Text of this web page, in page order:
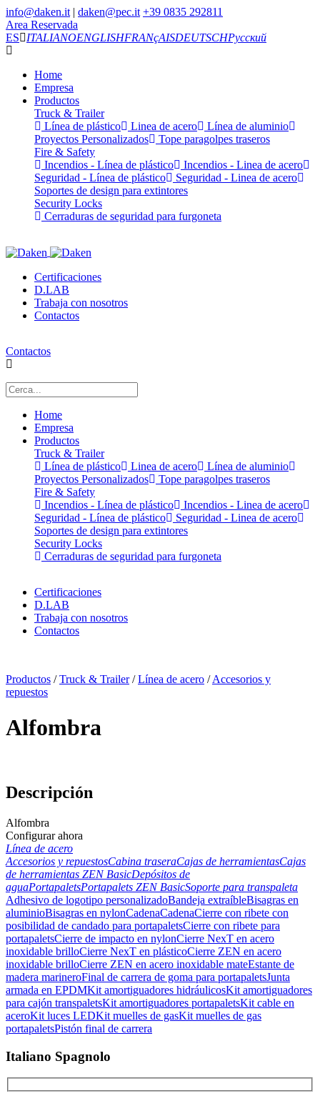
info@daken.it | daken@pec.it +39 0835 292811
Area Reservada
ES
ITALIANOENGLISHFRANçAISDEUTSCHРусский
Home
Empresa
Productos
Truck & Trailer
Línea de plástico
Linea de acero
Línea de aluminio
Proyectos Personalizados
Tope paragolpes traseros
Fire & Safety
Incendios - Línea de plástico
Incendios - Linea de acero
Seguridad - Línea de plástico
Seguridad - Linea de acero
Soportes de design para extintores
Security Locks
Cerraduras de seguridad para furgoneta
Certificaciones
D.LAB
Trabaja con nosotros
Contactos
Contactos
Home
Empresa
Productos
Truck & Trailer
Línea de plástico
Linea de acero
Línea de aluminio
Proyectos Personalizados
Tope paragolpes traseros
Fire & Safety
Incendios - Línea de plástico
Incendios - Linea de acero
Seguridad - Línea de plástico
Seguridad - Linea de acero
Soportes de design para extintores
Security Locks
Cerraduras de seguridad para furgoneta
Certificaciones
D.LAB
Trabaja con nosotros
Contactos
Productos /Truck & Trailer/Línea de acero /Accesorios y
repuestos
Alfombra
Descripción
Alfombra
Configurar ahora
Línea de acero
Accesorios y repuestosCabina traseraCajas de herramientasCajas
de herramientas ZEN BasicDepósitos de
aguaPortapaletsPortapalets ZEN BasicSoporte para transpaleta
Adhesivo de logotipo personalizadoBandeja extraíbleBisagras en
aluminioBisagras en nylonCadenaCadenaCierre con ribete con
posibilidad de candado para portapaletsCierre con ribete para
portapaletsCierre de impacto en nylonCierre NexT en acero
inoxidable brilloCierre NexT en plásticoCierre ZEN en acero
inoxidable brilloCierre ZEN en acero inoxidable mateEstante de
madera marineroFinal de carrera de goma para portapaletsJunta
armada en EPDMKit amortiguadores hidráulicosKit amortiguadores
para cajón transpaletsKit amortiguadores portapaletsKit cable en
aceroKit luces LEDKit muelles de gasKit muelles de gas
portapaletsPistón final de carrera
Italiano Spagnolo